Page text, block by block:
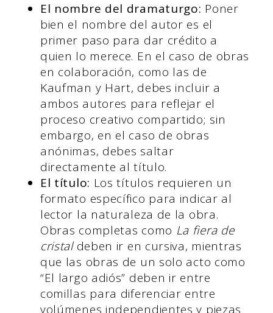
El nombre del dramaturgo: Poner
bien el nombre del autor es el
primer paso para dar crédito a
quien lo merece. En el caso de obras
en colaboración, como las de
Kaufman y Hart, debes incluir a
ambos autores para reflejar el
proceso creativo compartido; sin
embargo, en el caso de obras
anónimas, debes saltar
directamente al título.
El título: Los títulos requieren un
formato específico para indicar al
lector la naturaleza de la obra.
Obras completas como La fiera de
cristaldeben ir en cursiva, mientras
que las obras de un solo acto como
“El largo adiós” deben ir entre
comillas para diferenciar entre
volúmenes independientes y piezas